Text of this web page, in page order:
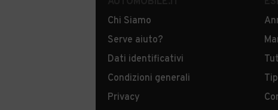
Chi Siamo
Serve aiuto?
Dati identificativi
Condizioni generali
Privacy